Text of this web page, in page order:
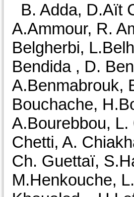
B. Adda, D.Aït
A.Ammour, R.
Belgherbi,
Bendida , D.
A.Benmabrouk,
Bouchache,
A.Bourebbou,
Chetti, A.
Ch. Guettaï,
M.Henkouche,